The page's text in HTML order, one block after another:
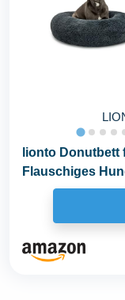
lionto Donutbett
Flauschiges
Heimtiere...